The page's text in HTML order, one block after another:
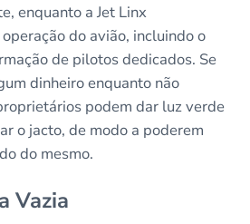
enquanto a Jet Linx
do avião, incluindo o
de pilotos dedicados. Se
dinheiro enquanto não
podem dar luz verde
o jacto, de modo a poderem
do mesmo.
Vazia